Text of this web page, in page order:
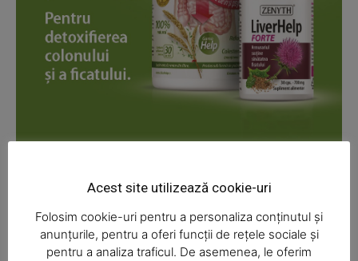
News Week
Magazine PRO
Acest site utilizează cookie-uri
Folosim cookie-uri pentru a personaliza conținutul și
anunțurile, pentru a oferi funcții de rețele sociale și
pentru a analiza traficul. De asemenea, le oferim